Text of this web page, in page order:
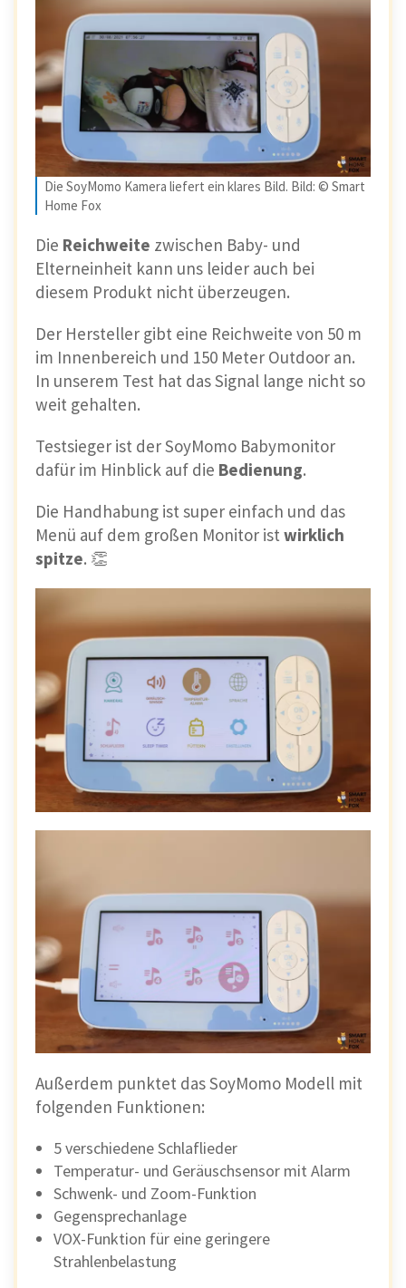
Die SoyMomo Kamera liefert ein klares Bild. Bild: © Smart
Home Fox
Die Reichweite zwischen Baby- und
Elterneinheit kann uns leider auch bei
diesem Produkt nicht überzeugen.
Der Hersteller gibt eine Reichweite von 50 m
im Innenbereich und 150 Meter Outdoor an.
In unserem Test hat das Signal lange nicht so
weit gehalten.
Testsieger ist der SoyMomo Babymonitor
dafür im Hinblick auf die Bedienung.
Die Handhabung ist super einfach und das
Menü auf dem großen Monitor ist wirklich
spitze. 👏
Außerdem punktet das SoyMomo Modell mit
folgenden Funktionen:
5 verschiedene Schlaflieder
Temperatur- und Geräuschsensor mit Alarm
Schwenk- und Zoom-Funktion
Gegensprechanlage
VOX-Funktion für eine geringere
Strahlenbelastung